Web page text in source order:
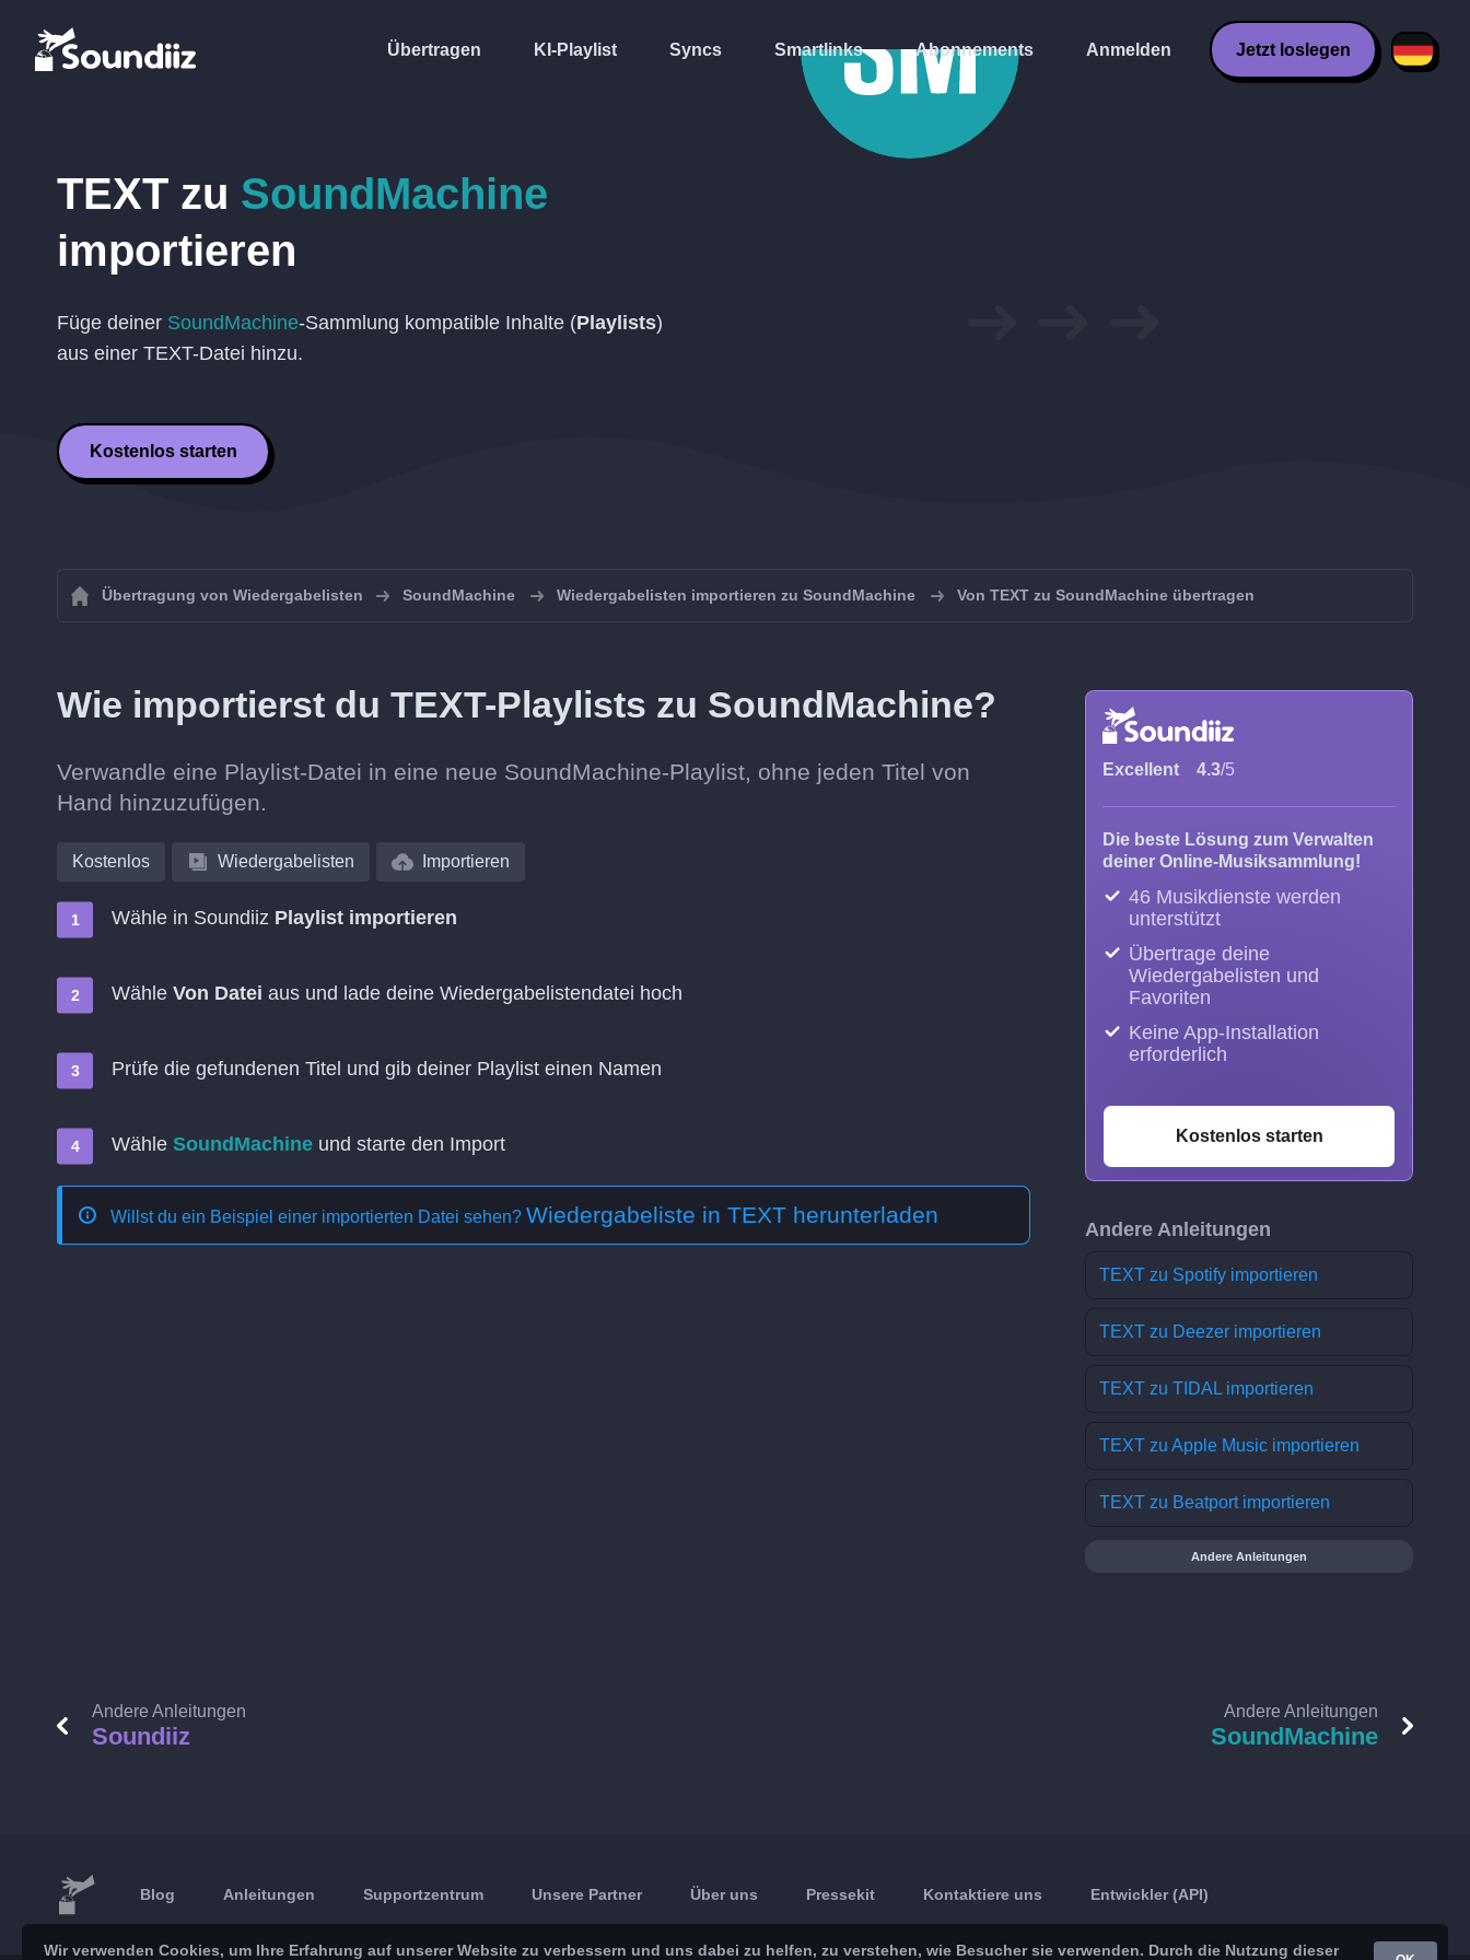
Übertragen KI-Playlist Syncs Smartlinks Abonnements Anmelden Jetzt loslegen
TEXT zu SoundMachine
importieren
Füge deiner SoundMachine-Sammlung kompatible Inhalte (Playlists)
aus einer TEXT-Datei hinzu.
Kostenlos starten
Übertragung von Wiedergabelisten SoundMachine Wiedergabelisten importieren zu SoundMachine Von TEXT zu SoundMachine übertragen
Wie importierst du TEXT-Playlists zu SoundMachine?
Verwandle eine Playlist-Datei in eine neue SoundMachine-Playlist, ohne jeden Titel von
Hand hinzuzufügen.
Kostenlos Wiedergabelisten Importieren
Wähle in Soundiiz Playlist importieren
Wähle Von Datei aus und lade deine Wiedergabelistendatei hoch
Prüfe die gefundenen Titel und gib deiner Playlist einen Namen
Wähle SoundMachine und starte den Import
Willst du ein Beispiel einer importierten Datei sehen? Wiedergabeliste in TEXT herunterladen
Excellent 4.3/5
Die beste Lösung zum Verwalten
deiner Online-Musiksammlung!
46 Musikdienste werden
unterstützt
Übertrage deine
Wiedergabelisten und
Favoriten
Keine App-Installation
erforderlich
Kostenlos starten
Andere Anleitungen
TEXT zu Spotify importieren
TEXT zu Deezer importieren
TEXT zu TIDAL importieren
TEXT zu Apple Music importieren
TEXT zu Beatport importieren
Andere Anleitungen
Andere Anleitungen
Soundiiz
Andere Anleitungen
SoundMachine
Blog Anleitungen Supportzentrum Unsere Partner Über uns Pressekit Kontaktiere uns Entwickler (API)
Wir verwenden Cookies, um Ihre Erfahrung auf unserer Website zu verbessern und uns dabei zu helfen, zu verstehen, wie Besucher sie verwenden. Durch die Nutzung dieser